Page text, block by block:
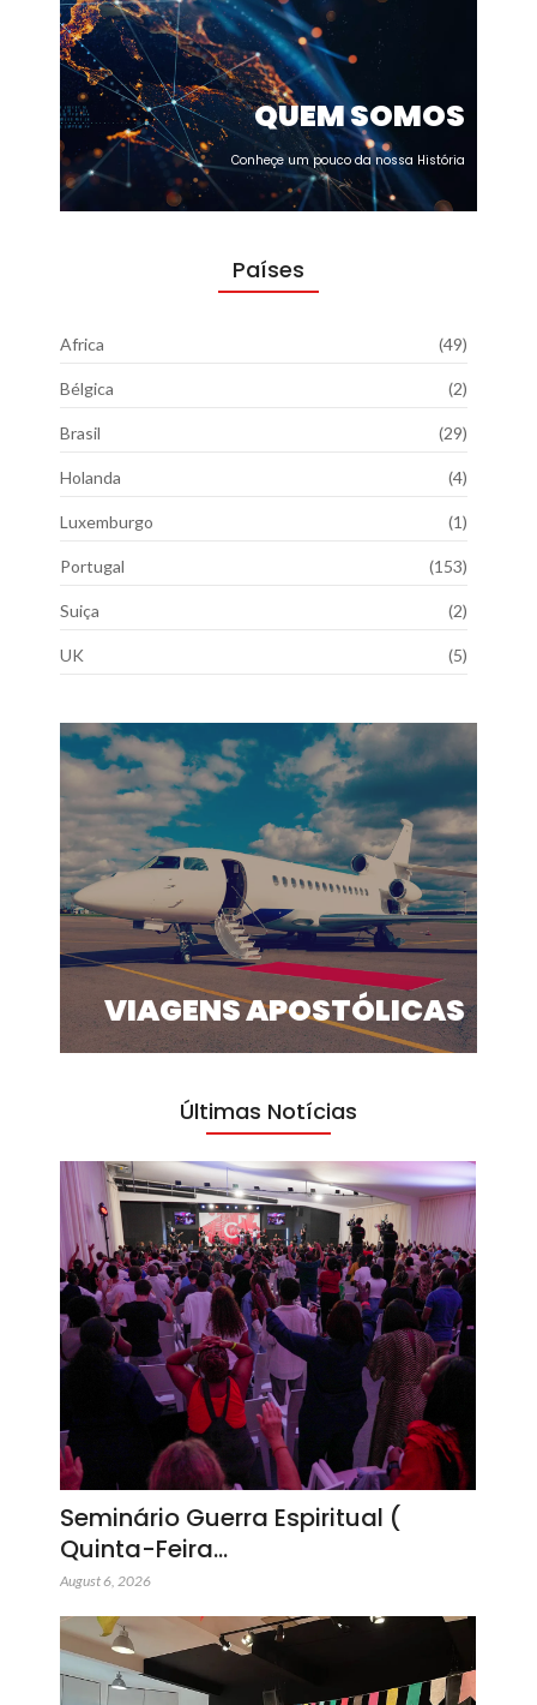
QUEM SOMOS
Conheçe um pouco da nossa História
Países
Africa (49)
Bélgica (2)
Brasil (29)
Holanda (4)
Luxemburgo (1)
Portugal (153)
Suiça (2)
UK (5)
VIAGENS APOSTÓLICAS
Últimas Notícias
Seminário Guerra Espiritual (
Quinta-Feira…
August 6, 2026